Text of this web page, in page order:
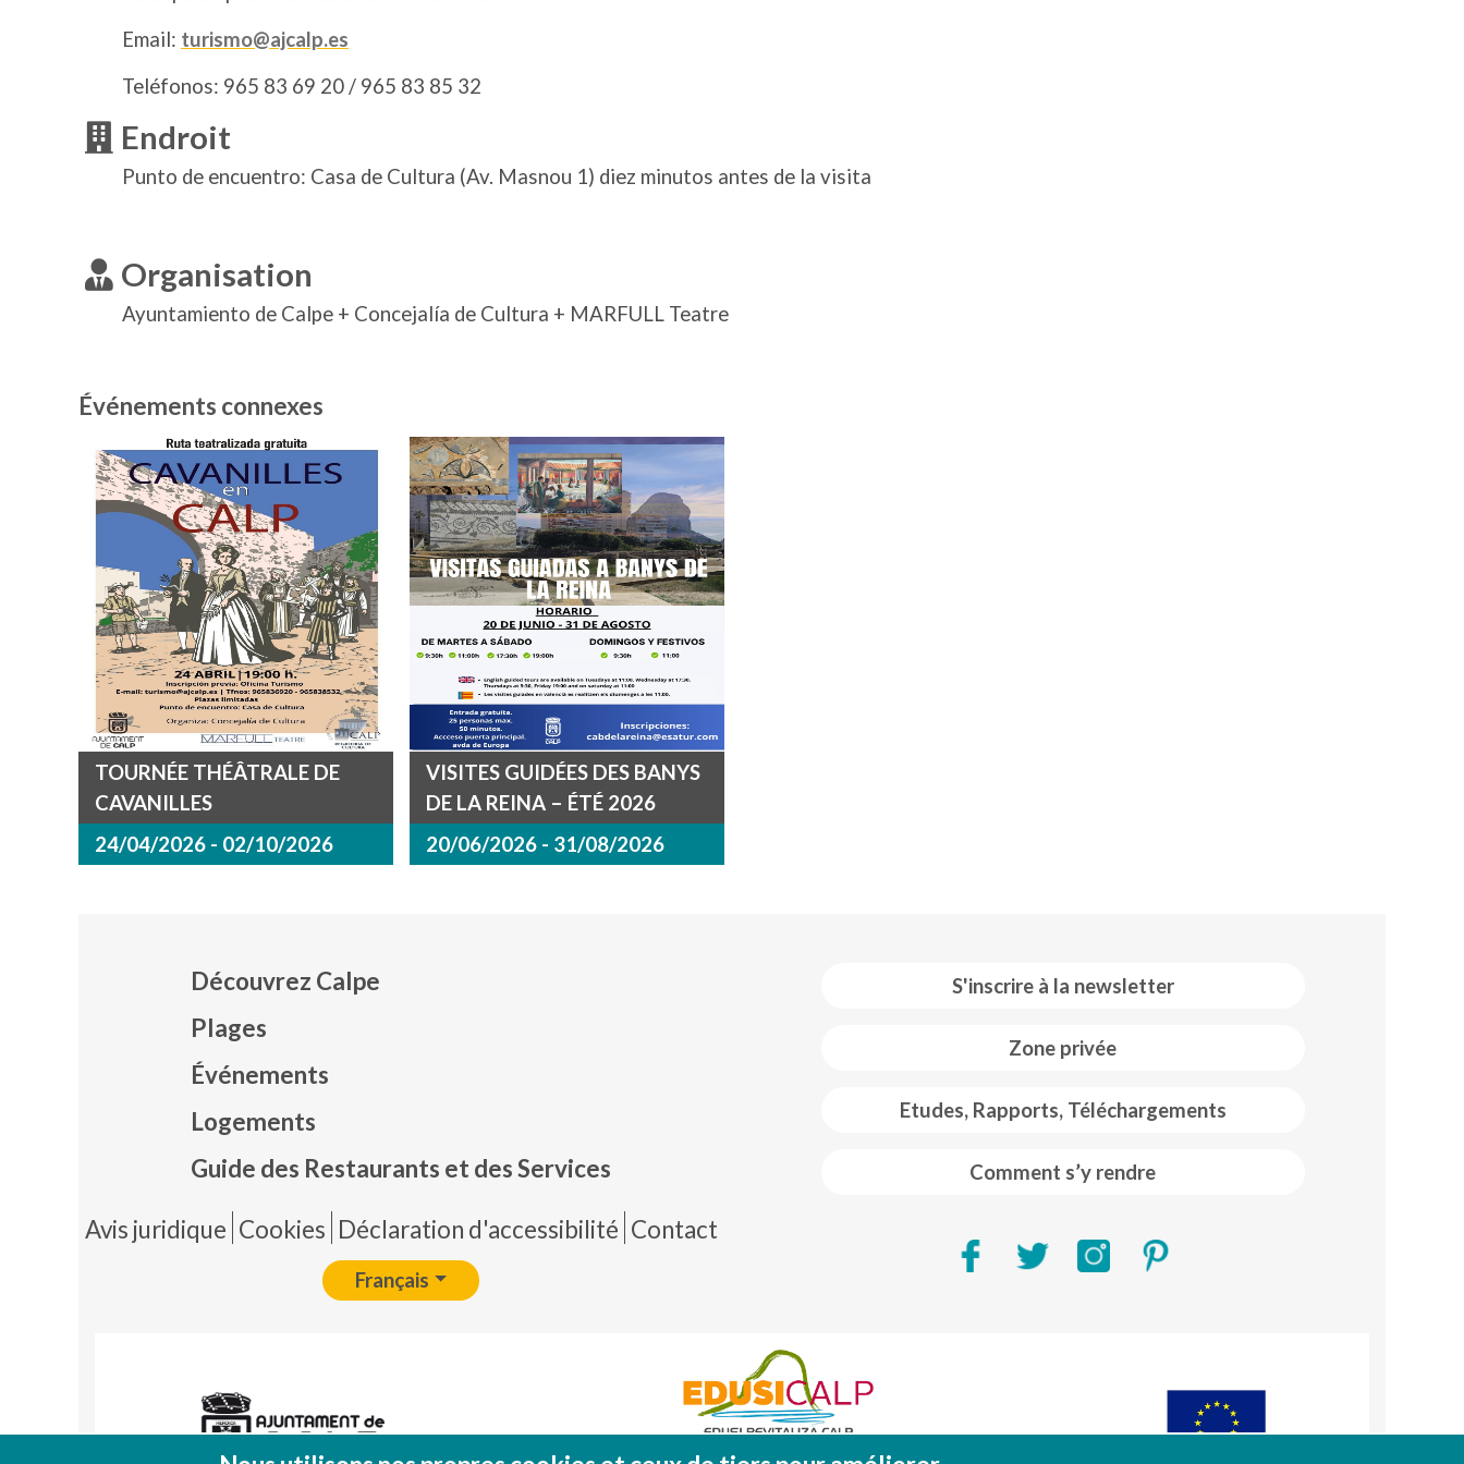
Email: turismo@ajcalp.es
Teléfonos: 965 83 69 20 / 965 83 85 32
Endroit
Punto de encuentro: Casa de Cultura (Av. Masnou 1) diez minutos antes de la visita
Organisation
Ayuntamiento de Calpe + Concejalía de Cultura + MARFULL Teatre
Événements connexes
TOURNÉE THÉÂTRALE DE
CAVANILLES
24/04/2026 - 02/10/2026
VISITES GUIDÉES DES BANYS
DE LA REINA – ÉTÉ 2026
20/06/2026 - 31/08/2026
S'inscrire à la newsletter
Zone privée
Etudes, Rapports, Téléchargements
Comment s’y rendre
Découvrez Calpe
Plages
Événements
Logements
Guide des Restaurants et des Services
Pie de página
Avis juridique Cookies Déclaration d'accessibilité Contact
Français